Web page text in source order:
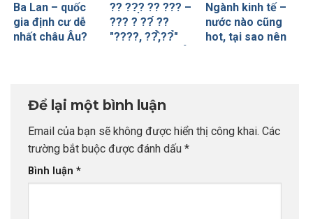
Ba Lan – quốc
gia định cư dễ
nhất châu Âu?
?? ??̣? ?? ??? –
??? ? ??́ ??
"????, ??̂̉,??̉"
Ngành kinh tế –
nước nào cũng
hot, tại sao nên
Để lại một bình luận
Email của bạn sẽ không được hiển thị công khai. Các
trường bắt buộc được đánh dấu *
Bình luận *